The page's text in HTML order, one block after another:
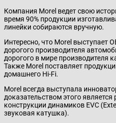
Компания Morel ведет свою
время 90% продукции
линейки собираются вручную.
Интересно, что Morel выступает
дорогого производителя
дорогого в мире производителя
Также Morel поставляет
домашнего Hi-Fi.
Morel всегда выступала
доказательством этого
конструкции динамиков EVC
звуковая катушка).